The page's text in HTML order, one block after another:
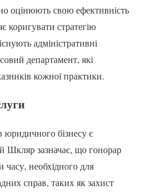
оцінюють свою ефективність
коригувати стратегію
адміністративні
департамент, які
кожної практики.
юридичного бізнесу є
Шкляр зазначає, що гонорар
часу, необхідного для
справ, таких як захист